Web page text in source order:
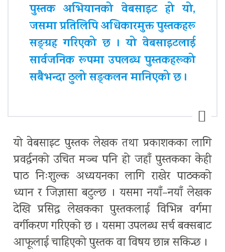
पुस्तक अभियानको वेबसाइट हो यो,
जसमा प्रतिलिपि अधिकारमुक्त पुस्तकहरू
सङ्ग्रह गरिएको छ । यो वेबसाइटलाई
सार्वजनिक रूपमा उपलब्ध पुस्तकहरूको
सबैभन्दा ठुलो सङ्कलन मानिएको छ ।
यो वेबसाइट पुस्तक लेखक तथा प्रकाशकका लागि
प्रवर्द्धनको उचित मञ्च पनि हो जहाँ पुस्तकका केही
पाठ निःशुल्क अध्ययनका लागि राखेर पाठकको
ध्यान र जिज्ञासा बटुल्छ । यसमा नयाँ–नयाँ लेखक
देखि प्रसिद्ध लेखकका पुस्तकलाई विभिन्न वर्गमा
वर्गीकरण गरिएको छ । यसमा उपलब्ध सर्च बक्सबाट
आफूलाई चाहिएको पुस्तक वा विषय छान्न सकिन्छ ।